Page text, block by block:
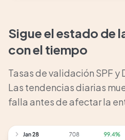
Sigue el estado de
con el tiempo
Tasas de validación SPF y
Las tendencias diarias
falla antes de afectar la